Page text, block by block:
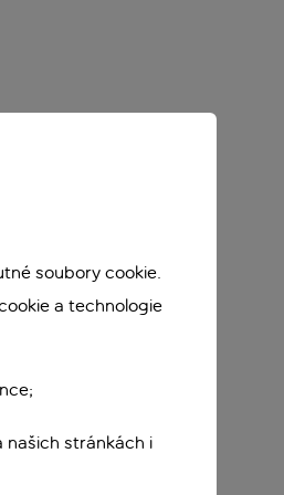
soubory cookie.
a technologie
našich stránkách i